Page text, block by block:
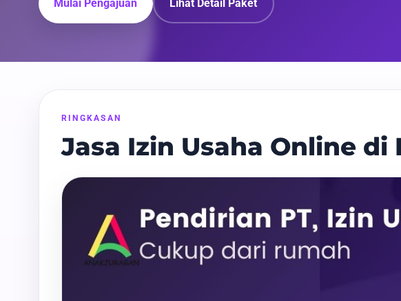
Mulai Pengajuan Lihat Detail Paket
RINGKASAN
Jasa Izin Usaha Online